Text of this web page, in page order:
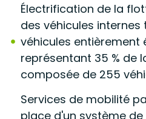
Électrification de la
des véhicules
véhicules entièrement
représentant 35 % de
composée de 255
Services de mobilité
place d'un système